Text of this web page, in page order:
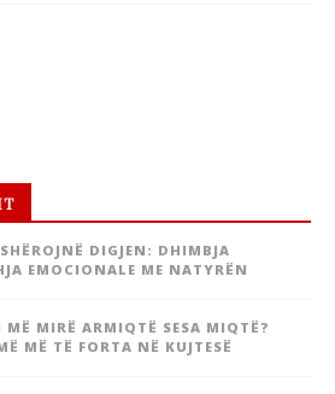
DIGJEN: DHIMBJA
EMOCIONALE ME NATYRËN
MË MIRË ARMIQTË SESA MIQTË?
MË TË FORTA NË KUJTESË